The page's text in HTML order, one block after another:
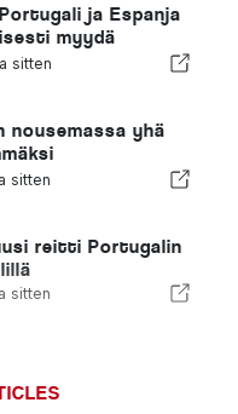
ja Espanja
myydä
nimellä
sitten
nousemassa yhä
sitten
reitti Portugalin
sitten